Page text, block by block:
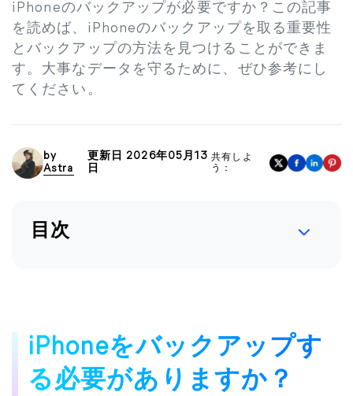
iPhoneのバックアップが必要ですか？この記事
を読めば、iPhoneのバックアップを取る重要性
とバックアップの方法を見つけることができま
す。大事なデータを守るために、ぜひ参考にし
てください。
by
Astra
更新日 2026年05月13
日
共有しよ
う：
目次
iPhoneをバックアップす
る必要がありますか？